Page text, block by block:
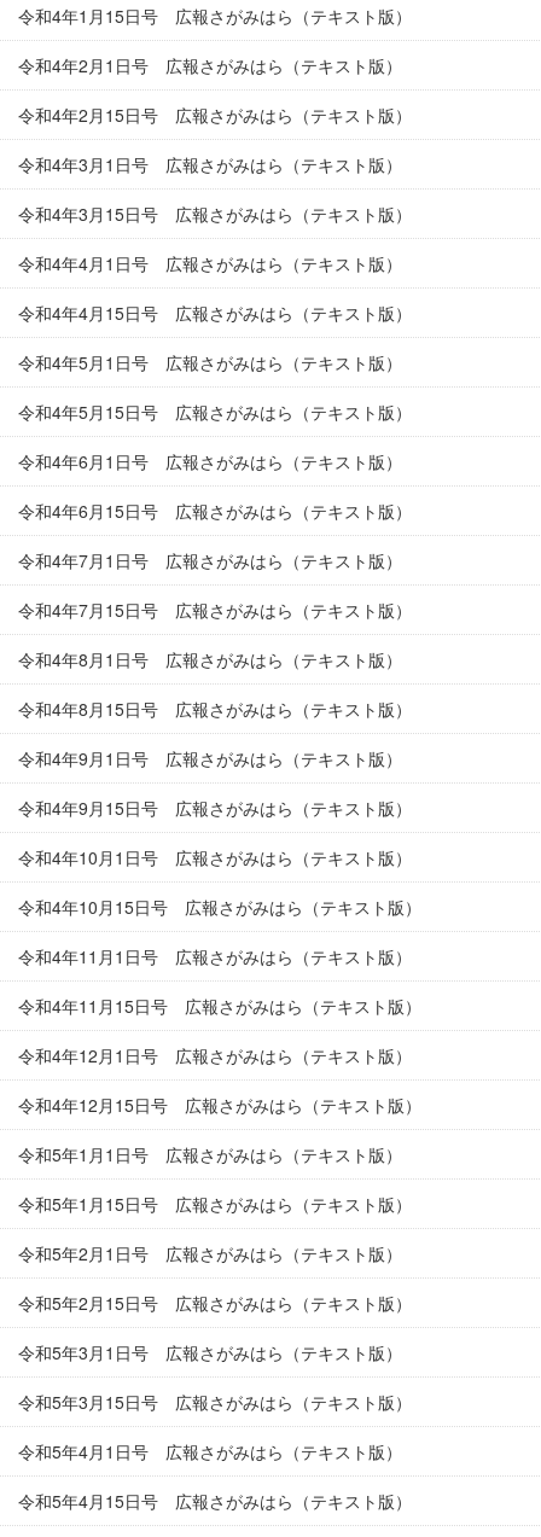
令和4年1月15日号 広報さがみはら（テキスト版）
令和4年2月1日号 広報さがみはら（テキスト版）
令和4年2月15日号 広報さがみはら（テキスト版）
令和4年3月1日号 広報さがみはら（テキスト版）
令和4年3月15日号 広報さがみはら（テキスト版）
令和4年4月1日号 広報さがみはら（テキスト版）
令和4年4月15日号 広報さがみはら（テキスト版）
令和4年5月1日号 広報さがみはら（テキスト版）
令和4年5月15日号 広報さがみはら（テキスト版）
令和4年6月1日号 広報さがみはら（テキスト版）
令和4年6月15日号 広報さがみはら（テキスト版）
令和4年7月1日号 広報さがみはら（テキスト版）
令和4年7月15日号 広報さがみはら（テキスト版）
令和4年8月1日号 広報さがみはら（テキスト版）
令和4年8月15日号 広報さがみはら（テキスト版）
令和4年9月1日号 広報さがみはら（テキスト版）
令和4年9月15日号 広報さがみはら（テキスト版）
令和4年10月1日号 広報さがみはら（テキスト版）
令和4年10月15日号 広報さがみはら（テキスト版）
令和4年11月1日号 広報さがみはら（テキスト版）
令和4年11月15日号 広報さがみはら（テキスト版）
令和4年12月1日号 広報さがみはら（テキスト版）
令和4年12月15日号 広報さがみはら（テキスト版）
令和5年1月1日号 広報さがみはら（テキスト版）
令和5年1月15日号 広報さがみはら（テキスト版）
令和5年2月1日号 広報さがみはら（テキスト版）
令和5年2月15日号 広報さがみはら（テキスト版）
令和5年3月1日号 広報さがみはら（テキスト版）
令和5年3月15日号 広報さがみはら（テキスト版）
令和5年4月1日号 広報さがみはら（テキスト版）
令和5年4月15日号 広報さがみはら（テキスト版）